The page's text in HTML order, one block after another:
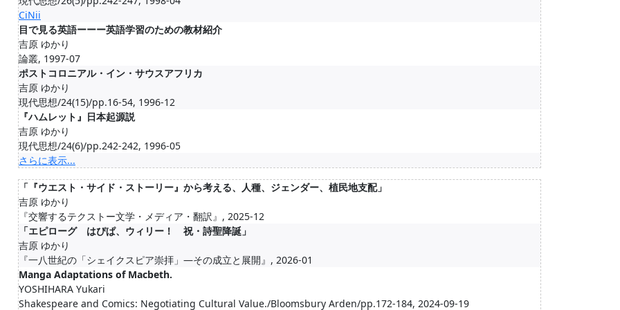
CiNii
目で見る英語ーーー英語学習のための教材紹介
吉原 ゆかり
論叢, 1997-07
ポストコロニアル・イン・サウスアフリカ
吉原 ゆかり
現代思想/24(15)/pp.16-54, 1996-12
『ハムレット』日本起源説
吉原 ゆかり
現代思想/24(6)/pp.242-242, 1996-05
さらに表示...
「『ウエスト・サイド・ストーリー』から考える、人種、ジェンダー、植民地支配」
吉原 ゆかり
『交響するテクストー文学・メディア・翻訳』, 2025-12
「エピローグ はぴぱ、ウィリー！ 祝・詩聖降誕」
吉原 ゆかり
『一八世紀の「シェイクスピア崇拝」―その成立と展開』, 2026-01
Manga Adaptations of Macbeth.
YOSHIHARA Yukari
Shakespeare and Comics: Negotiating Cultural Value./Bloomsbury Arden/pp.172-184, 2024-09-19